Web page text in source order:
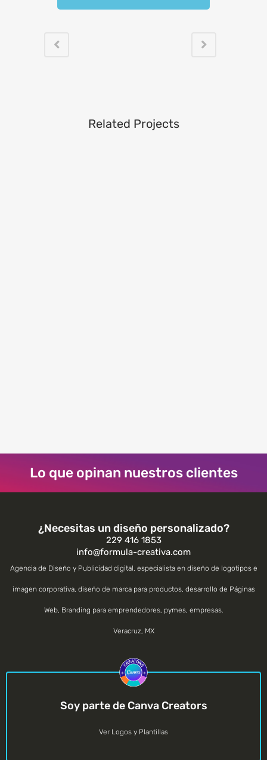
Related Projects
Lo que opinan nuestros clientes
¿Necesitas un diseño personalizado?
229 416 1853
info@formula-creativa.com
Agencia de Diseño y Publicidad digital, especialista en diseño de logotipos e
imagen corporativa, diseño de marca para productos, desarrollo de Páginas
Web, Branding para emprendedores, pymes, empresas.
Veracruz, MX
Soy parte de Canva Creators
Ver Logos y Plantillas